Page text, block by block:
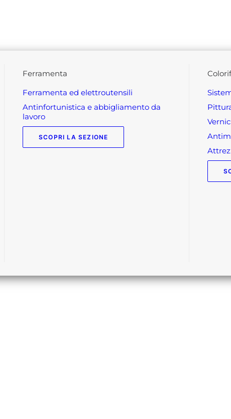
ferramenta
ferramenta ed elettroutensili
antinfortunistica e abbigliamento da
lavoro
SCOPRI LA SEZIONE